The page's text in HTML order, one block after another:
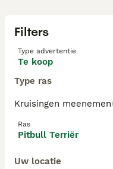
Filters
Type advertentie
Te koop
Type ras
Kruisingen meenemen
Ras
Pitbull Terriër
Uw locatie